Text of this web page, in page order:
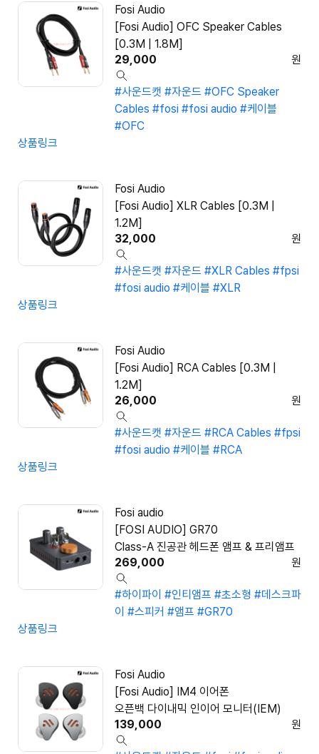
Fosi Audio
[Fosi Audio] OFC Speaker Cables
[0.3M | 1.8M]
29,000
원
#사운드캣 #자운드 #OFC Speaker
Cables #fosi #fosi audio #케이블
#OFC
상품링크
Fosi Audio
[Fosi Audio] XLR Cables [0.3M |
1.2M]
32,000
원
#사운드캣 #자운드 #XLR Cables #fpsi
#fosi audio #케이블 #XLR
상품링크
Fosi Audio
[Fosi Audio] RCA Cables [0.3M |
1.2M]
26,000
원
#사운드캣 #자운드 #RCA Cables #fpsi
#fosi audio #케이블 #RCA
상품링크
Fosi audio
[FOSI AUDIO] GR70
Class-A 진공관 헤드폰 앰프 & 프리앰프
269,000
원
#하이파이 #인티앰프 #초소형 #데스크파
이 #스피커 #앰프 #GR70
상품링크
Fosi Audio
[Fosi Audio] IM4 이어폰
오픈백 다이내믹 인이어 모니터(IEM)
139,000
원